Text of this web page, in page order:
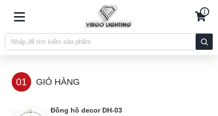
1
01 GIỎ HÀNG
Đồng hồ decor DH-03